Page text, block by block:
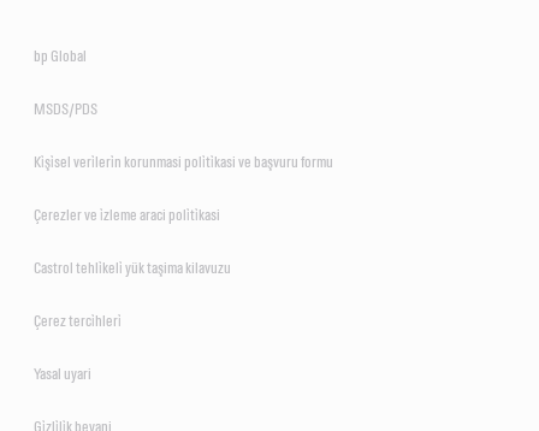
bp Global
MSDS/PDS
Ki̇şi̇sel veri̇leri̇n korunmasi poli̇ti̇kasi ve başvuru formu
Çerezler ve i̇zleme araci poli̇ti̇kasi
Castrol tehli̇keli̇ yük taşima kilavuzu
Çerez terci̇hleri̇
Yasal uyari
Gi̇zli̇li̇k beyani